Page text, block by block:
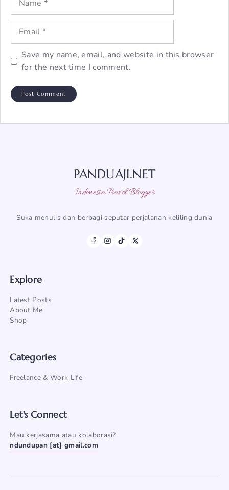
Email
Save my name, email, and website in this browser
for the next time I comment.
PANDUAJI.NET
Indonesia Travel Blogger
Suka menulis dan berbagi seputar perjalanan keliling dunia
Explore
Latest Posts
About Me
Shop
Categories
Freelance & Work Life
Let's Connect
Mau kerjasama atau kolaborasi?
ndundupan [at] gmail.com